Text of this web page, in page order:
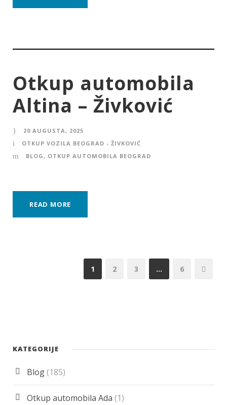
Otkup automobila
Altina – Živković
20 AUGUSTA, 2025
OTKUP VOZILA BEOGRAD - ŽIVKOVIĆ
BLOG , OTKUP AUTOMOBILA BEOGRAD
READ MORE
1 2 3 … 6
KATEGORIJE
Blog(185)
Otkup automobila Ada (1)